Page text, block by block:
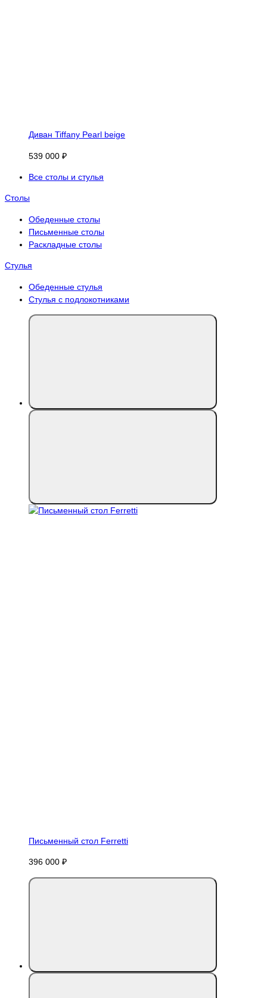
Диван Tiffany Pearl beige
539 000 ₽
Все столы и стулья
Столы
Обеденные столы
Письменные столы
Раскладные столы
Стулья
Обеденные стулья
Стулья с подлокотниками
Письменный стол Ferretti
396 000 ₽